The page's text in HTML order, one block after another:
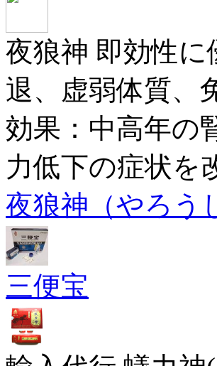
夜狼神 即効性
退、虚弱体質、
効果：中高年の
力低下の症状を
夜狼神（やろう
三便宝